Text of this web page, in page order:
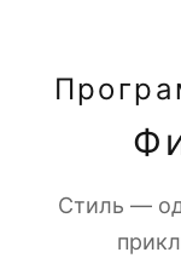
Стиль —